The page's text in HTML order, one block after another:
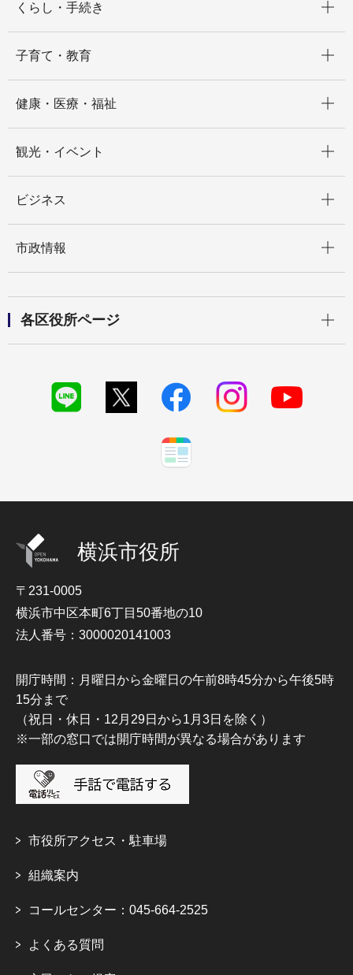
くらし・手続き
子育て・教育
健康・医療・福祉
観光・イベント
ビジネス
市政情報
各区役所ページ
横浜市役所
〒231-0005
横浜市中区本町6丁目50番地の10
法人番号：3000020141003
開庁時間：月曜日から金曜日の午前8時45分から午後5時
15分まで
（祝日・休日・12月29日から1月3日を除く）
※一部の窓口では開庁時間が異なる場合があります
市役所アクセス・駐車場
組織案内
コールセンター：045-664-2525
よくある質問